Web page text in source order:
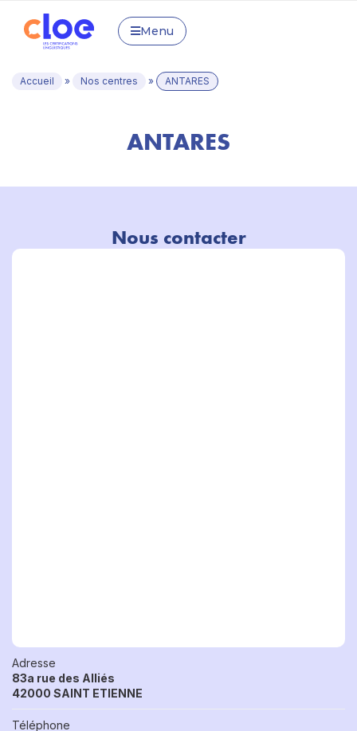
Menu
Accueil » Nos centres » ANTARES
ANTARES
Nous contacter
Adresse
83a rue des Alliés
42000 SAINT ETIENNE
Téléphone